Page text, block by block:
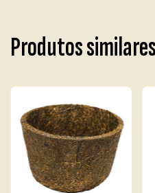
Produtos similares